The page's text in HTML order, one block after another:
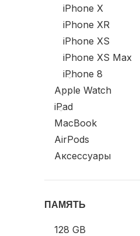
iPhone X
iPhone XR
iPhone XS
iPhone XS Max
iPhone 8
Apple Watch
iPad
MacBook
AirPods
Аксессуары
ПАМЯТЬ
128 GB